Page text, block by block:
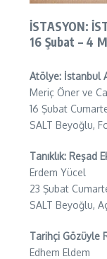
İSTASYON:
16 Şubat – 4
Atölye: İstanbul
Meriç Öner ve
16 Şubat
SALT Beyoğlu,
Tanıklık: Reşad
Erdem Yücel
23 Şubat
SALT Beyoğlu,
Tarihçi Gözüyle
Edhem Eldem